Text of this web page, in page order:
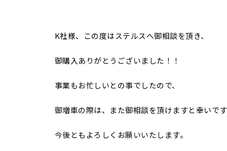
K社様、この度はステルスへ御相談を頂き、
御購入ありがとうございました！！
事業もお忙しいとの事でしたので、
御増車の際は、また御相談を頂けますと幸いで
今後ともよろしくお願いいたします。